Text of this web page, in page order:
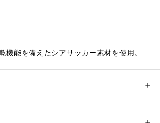
機能を備えたシアサッカー素材を使用。
ップすれば、軽快な半袖スタイルにもアレ